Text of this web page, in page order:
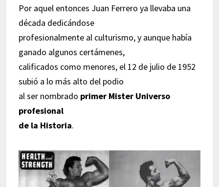
Por aquel entonces Juan Ferrero ya llevaba una
década dedicándose
profesionalmente al culturismo, y aunque había
ganado algunos certámenes,
calificados como menores, el 12 de julio de 1952
subió a lo más alto del podio
al ser nombrado primer Mister Universo
profesional
de la Historia.